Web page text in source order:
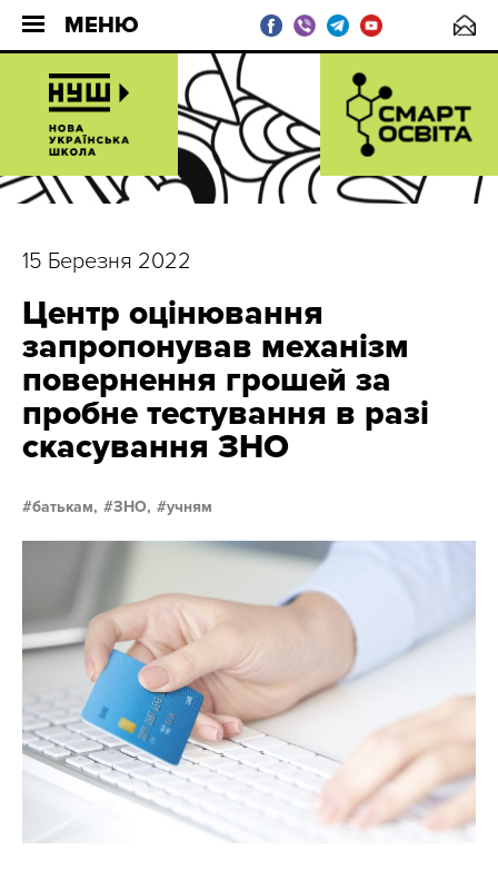
МЕНЮ
15 Березня 2022
Центр оцінювання
запропонував механізм
повернення грошей за
пробне тестування в разі
скасування ЗНО
батькам, ЗНО, учням